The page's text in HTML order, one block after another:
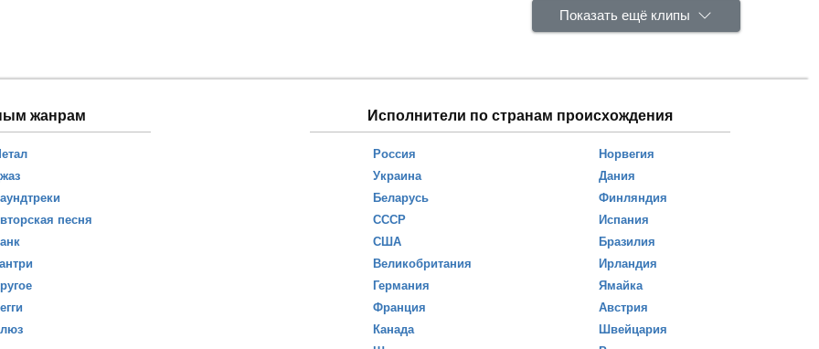
Показать ещё клипы
жанрам
песня
Исполнители по странам происхождения
Россия
Украина
Беларусь
СССР
США
Великобритания
Германия
Франция
Канада
Норвегия
Дания
Финляндия
Испания
Бразилия
Ирландия
Ямайка
Австрия
Швейцария